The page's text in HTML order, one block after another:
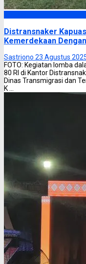
Distransnaker
Kemerdekaan
Sastriono 23 Agustus
FOTO: Kegiatan lomba
80 RI di Kantor
Dinas Transmigrasi dan
K ...